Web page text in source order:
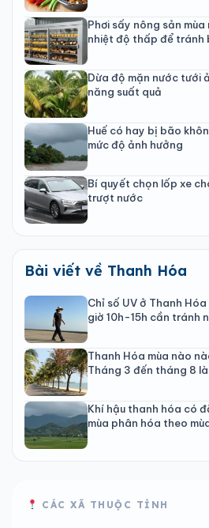
Phơi sấy nông sản
nhiệt độ thấp để tránh
Dừa độ mặn nước tưới
năng suất quả
Huế có hay bị bão
mức độ ảnh hưởng
Bí quyết chọn lốp xe
trượt nước
Bài viết về Thanh Hóa
Chỉ số UV ở Thanh
giờ 10h-15h cần tránh
Thanh Hóa mùa nào
Tháng 3 đến tháng 8
Khí hậu thanh hóa có
mùa phân hóa theo
CÁC XÃ THUỘC TỈNH